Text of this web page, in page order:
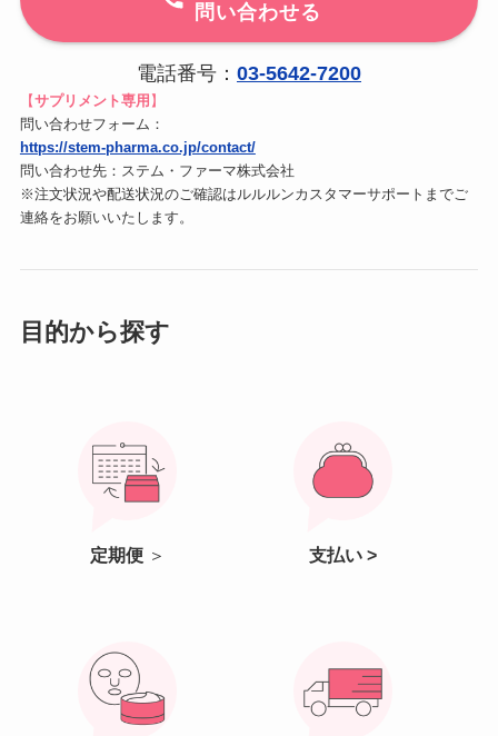
問い合わせる
電話番号： 03-5642-7200
【サプリメント専用 】
問い合わせフォーム：
https://stem-pharma.co.jp/contact/
問い合わせ先：ステム・ファーマ株式会社
※注文状況や配送状況のご確認はルルルンカスタマーサポートまでご
連絡をお願いいたします。
目的から探す
定期便＞ 支払い >